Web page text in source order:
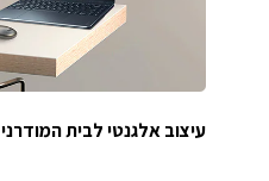
עיצוב אלגנטי לבית המודרני